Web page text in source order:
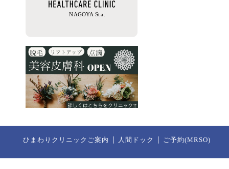
ひまわりクリニックご案内 人間ドック ご予約(MRSO)